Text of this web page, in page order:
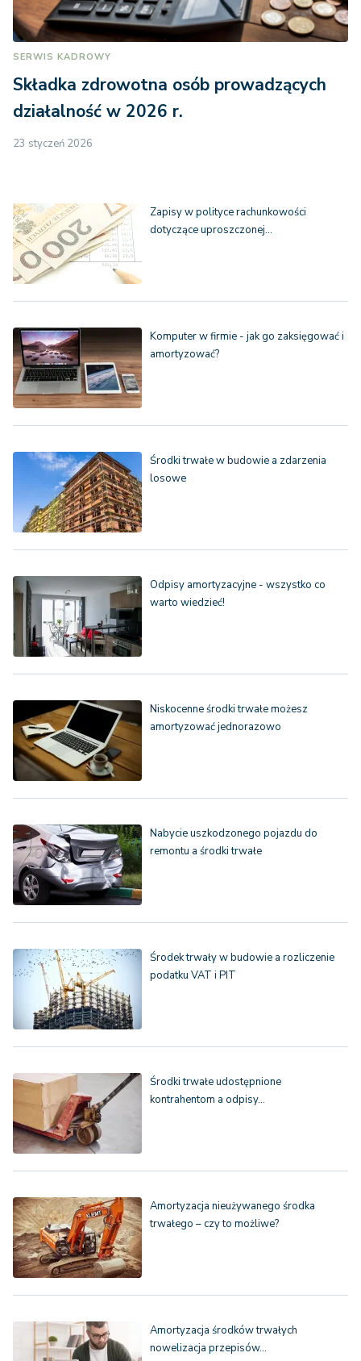
SERWIS KADROWY
Składka zdrowotna osób prowadzących
działalność w 2026 r.
23 styczeń 2026
Zapisy w polityce rachunkowości
dotyczące uproszczonej…
Komputer w firmie - jak go zaksięgować i
amortyzować?
Środki trwałe w budowie a zdarzenia
losowe
Odpisy amortyzacyjne - wszystko co
warto wiedzieć!
Niskocenne środki trwałe możesz
amortyzować jednorazowo
Nabycie uszkodzonego pojazdu do
remontu a środki trwałe
Środek trwały w budowie a rozliczenie
podatku VAT i PIT
Środki trwałe udostępnione
kontrahentom a odpisy…
Amortyzacja nieużywanego środka
trwałego – czy to możliwe?
Amortyzacja środków trwałych
nowelizacja przepisów…